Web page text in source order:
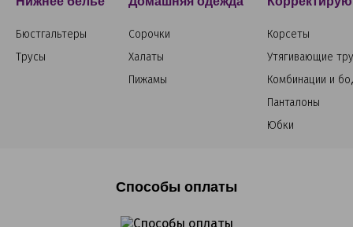
Бюстгальтеры
Трусы
Сорочки
Халаты
Пижамы
Корсеты
Утягивающие
Комбинации и
Панталоны
Юбки
Способы оплаты